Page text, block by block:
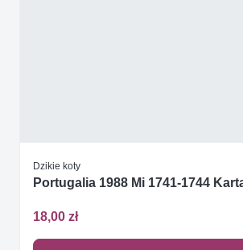
Dzikie koty
Portugalia 1988 Mi 1741-1744
18,00 zł